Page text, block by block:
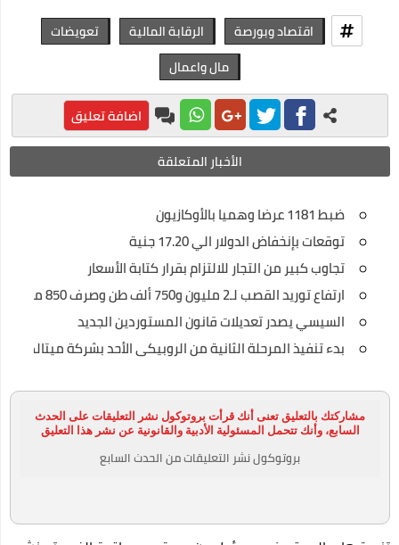
اقتصاد وبورصة الرقابة المالية
تعويضات
مال واعمال
اضافة تعليق
الأخبار المتعلقة
ضبط 1181 عرضا وهميا بالأوكازيون
توقعات بإنخفاض الدولار الي 17.20 جنية
تجاوب كبير من التجار للالتزام بقرار كتابة الأسعار
ارتفاع توريد القصب لـ2 مليون و750 ألف طن وصرف 850 مليون جنيه للمزارعين
السيسي يصدر تعديلات قانون المستوردين الجديد
بدء تنفيذ المرحلة الثانية من الروبيكى الأحد بشركة ميتالكو
مشاركتك بالتعليق تعنى أنك قرأت بروتوكول نشر التعليقات على الحدث
السابع، وأنك تتحمل المسئولية الأدبية والقانونية عن نشر هذا التعليق
بروتوكول نشر التعليقات من الحدث السابع